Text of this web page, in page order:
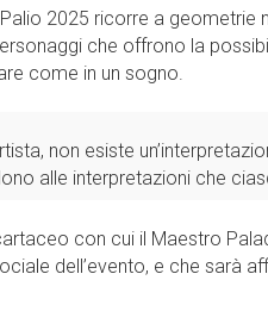
2025 ricorre a
che offrono la
come in un sogno.
non esiste
alle interpretazioni che
con cui il Maestro
dell’evento, e che sarà